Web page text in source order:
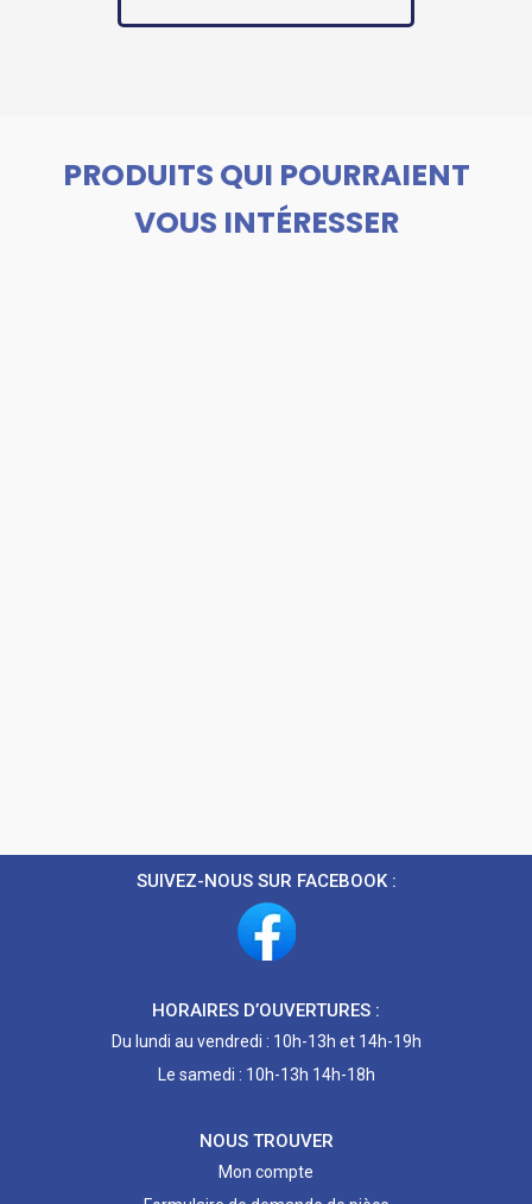
PRODUITS QUI POURRAIENT
VOUS INTÉRESSER
SUIVEZ-NOUS SUR FACEBOOK :
HORAIRES D’OUVERTURES :
Du lundi au vendredi : 10h-13h et 14h-19h
Le samedi : 10h-13h 14h-18h
NOUS TROUVER
Mon compte